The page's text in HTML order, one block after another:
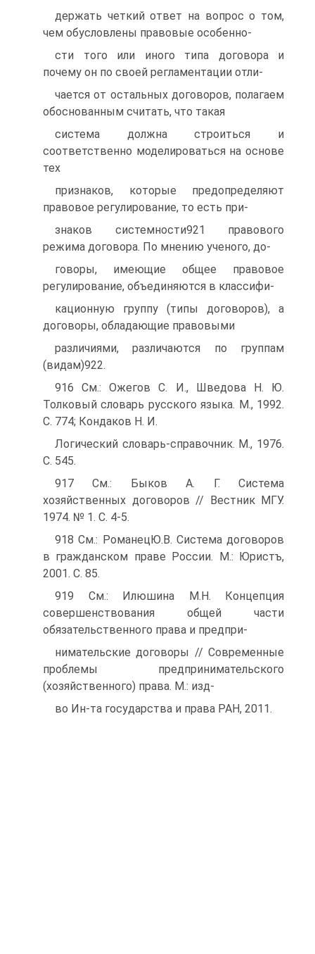
держать четкий ответ на вопрос о том,
чем обусловлены правовые особенно-
сти того или иного типа договора и
почему он по своей регламентации отли-
чается от остальных договоров, полагаем
обоснованным считать, что такая
система должна строиться и
соответственно моделироваться на основе
тех
признаков, которые предопределяют
правовое регулирование, то есть при-
знаков системности921 правового
режима договора. По мнению ученого, до-
говоры, имеющие общее правовое
регулирование, объединяются в классифи-
кационную группу (типы договоров), а
договоры, обладающие правовыми
различиями, различаются по группам
(видам)922.
916 См.: Ожегов С. И., Шведова Н. Ю.
Толковый словарь русского языка. М., 1992.
С. 774; Кондаков Н. И.
Логический словарь-справочник. М., 1976.
С. 545.
917 См.: Быков А. Г. Система
хозяйственных договоров // Вестник МГУ.
1974. № 1. С. 4-5.
918 См.: РоманецЮ.В. Система договоров
в гражданском праве России. М.: Юристъ,
2001. С. 85.
919 См.: Илюшина М.Н. Концепция
совершенствования общей части
обязательственного права и предпри-
нимательские договоры // Современные
проблемы предпринимательского
(хозяйственного) права. М.: изд-
во Ин-та государства и права РАН, 2011.